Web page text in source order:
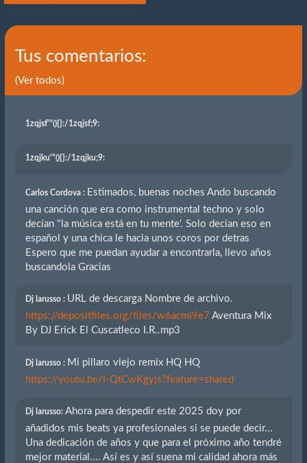
Tus comentarios:
(Ver todos)
1zqjsf'"(){}:/1zqjsf;9:
1zqjku'"(){}:/1zqjku;9:
Carlos Cordova : Estimados, buenas noches Ando buscando
una canción que era como instrumental techno y solo
decían "la música está en tu mente'. Solo decian eso en
español y una chica le hacia unos coros por detras
Espero que me puedan ayudar a encontrarla, llevo años
buscandola Gracias
Dj larusso : URL de descarga Nombre de archivo.
https://depositfiles.org/files/w6acmi9e7 Aventura Mix
By DJ Erick El Cuscatleco I.R..mp3
Dj larusso : Mi pillaro viejo remix HQ HQ
https://youtu.be/I-QtCwKgyjs?feature=shared
Dj larusso: Ahora para despedir este 2025 doy por
añadidos mis beats ya profesionales si se puede decir...
Una dedicación de años y que para el próximo año tendré
mejor material.... Así es y así suena mi calidad ahora más